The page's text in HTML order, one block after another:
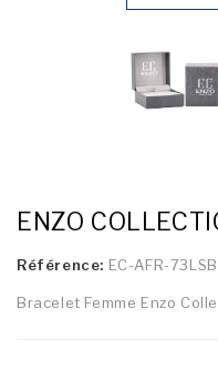
ENZO
Référence: EC-AFR-73LSB
Bracelet Femme Enzo